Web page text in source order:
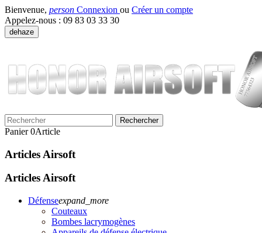
Bienvenue, person Connexion ou Créer un compte
Appelez-nous : 09 83 03 33 30
dehaze
Rechercher
Panier 0Article
Articles Airsoft
Articles Airsoft
Défenseexpand_more
Couteaux
Bombes lacrymogènes